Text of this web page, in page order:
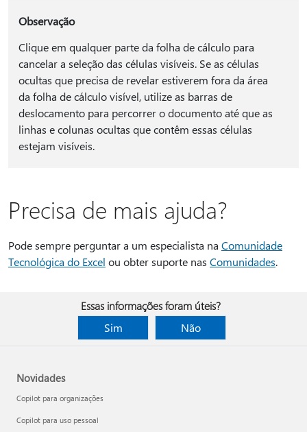
Observação
Clique em qualquer parte da folha de cálculo para
cancelar a seleção das células visíveis. Se as células
ocultas que precisa de revelar estiverem fora da área
da folha de cálculo visível, utilize as barras de
deslocamento para percorrer o documento até que as
linhas e colunas ocultas que contêm essas células
estejam visíveis.
Precisa de mais ajuda?
Pode sempre perguntar a um especialista na Comunidade
Tecnológica do Excel ou obter suporte nas Comunidades.
Essas informações foram úteis?
Sim
Não
Novidades
Copilot para organizações
Copilot para uso pessoal